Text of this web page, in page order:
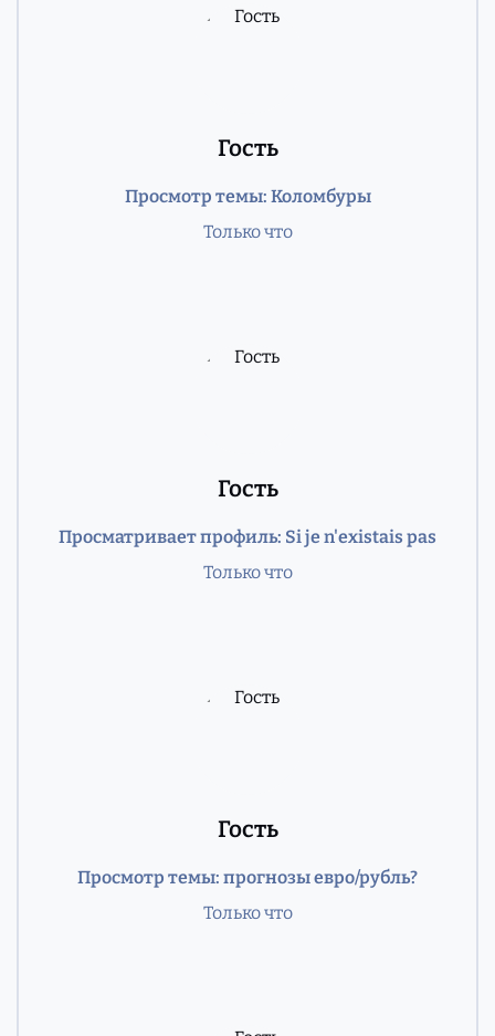
Гость
Просмотр темы: Коломбуры
Только что
Гость
Просматривает профиль: Si je n'existais pas
Только что
Гость
Просмотр темы: прогнозы евро/рубль?
Только что